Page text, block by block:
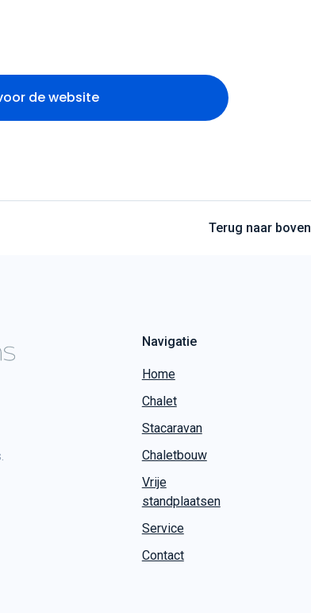
de website
Terug naar boven
Navigatie
Home
Chalet
Stacaravan
Chaletbouw
Vrije
standplaatsen
Service
Contact